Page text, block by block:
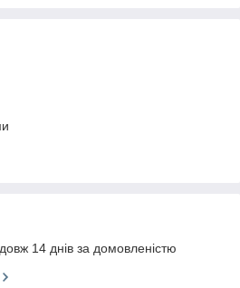
14 днів за домовленістю